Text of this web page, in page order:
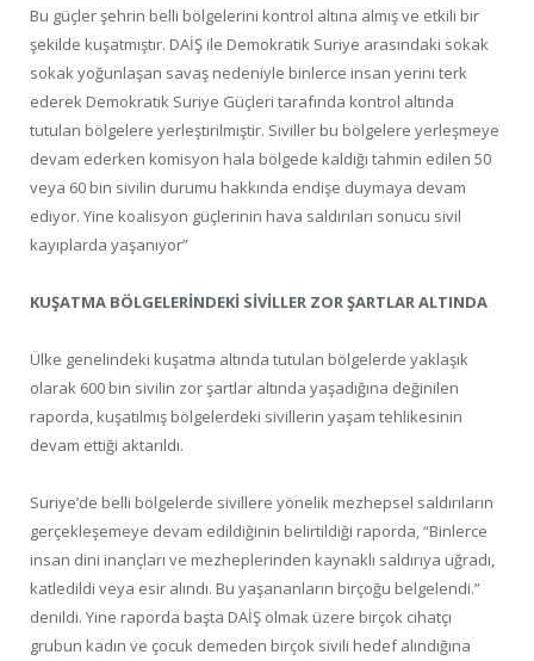
Bu güçler şehrin belli bölgelerini kontrol altına almış ve etkili bir
şekilde kuşatmıştır. DAİŞ ile Demokratik Suriye arasındaki sokak
sokak yoğunlaşan savaş nedeniyle binlerce insan yerini terk
ederek Demokratik Suriye Güçleri tarafında kontrol altında
tutulan bölgelere yerleştirilmiştir. Siviller bu bölgelere yerleşmeye
devam ederken komisyon hala bölgede kaldığı tahmin edilen 50
veya 60 bin sivilin durumu hakkında endişe duymaya devam
ediyor. Yine koalisyon güçlerinin hava saldırıları sonucu sivil
kayıplarda yaşanıyor”
KUŞATMA BÖLGELERİNDEKİ SİVİLLER ZOR ŞARTLAR ALTINDA
Ülke genelindeki kuşatma altında tutulan bölgelerde yaklaşık
olarak 600 bin sivilin zor şartlar altında yaşadığına değinilen
raporda, kuşatılmış bölgelerdeki sivillerin yaşam tehlikesinin
devam ettiği aktarıldı.
Suriye’de belli bölgelerde sivillere yönelik mezhepsel saldırıların
gerçekleşemeye devam edildiğinin belirtildiği raporda, “Binlerce
insan dini inançları ve mezheplerinden kaynaklı saldırıya uğradı,
katledildi veya esir alındı. Bu yaşananların birçoğu belgelendi.”
denildi. Yine raporda başta DAİŞ olmak üzere birçok cihatçı
grubun kadın ve çocuk demeden birçok sivili hedef alındığına